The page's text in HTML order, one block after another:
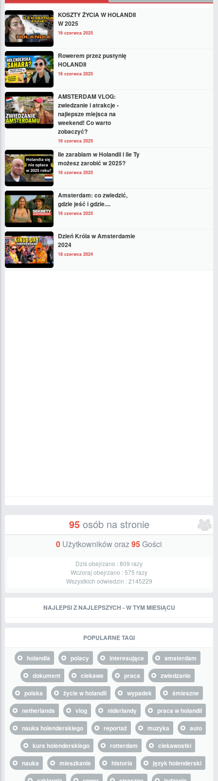
KOSZTY ŻYCIA W HOLANDII
W 2025
16 czerwca 2025
Rowerem przez pustynię
HOLANDII
16 czerwca 2025
AMSTERDAM VLOG:
zwiedzanie i atrakcje -
najlepsze miejsca na
weekend! Co warto
zobaczyć?
16 czerwca 2025
Ile zarabiam w Holandii i ile Ty
możesz zarobić w 2025?
16 czerwca 2025
Amsterdam: co zwiedzić,
gdzie jeść i gdzie....
16 czerwca 2025
Dzień Króla w Amsterdamie
2024
18 czerwca 2024
95osób na stronie
0 Użytkowników oraz95Gości
Dziś obejrzano :809 razy
Wczoraj obejrzano :575 razy
Wszystkich odwiedzin :2145229
NAJLEPSI Z NAJLEPSZYCH - W TYM MIESIĄCU
POPULARNE TAGI
holandia polacy interesujące
amsterdam
dokument
ciekawe praca
zwiedzanie
polska
życie w holandii wypadek
śmieszne
netherlands
vlog niderlandy
praca w holandii
nauka holenderskiego
reportaż muzyka
auto
kurs holenderskiego
rotterdam
ciekawostki
nauka
mieszkanie historia
język holenderski